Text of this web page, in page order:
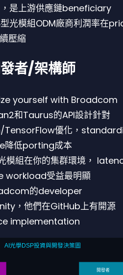
是上游供應鏈beneficiary
光模組ODM廠商利潤率在
壓縮
者/架構師
yourself with Broadcom
和Taurus的API設計針對
TensorFlow優化，
降低porting成本
模組在你的集群環境，
workload受益最明顯
的developer
，他們在GitHub上有開源
implementation
AI光學DSP投資與開發決策圖
開發者